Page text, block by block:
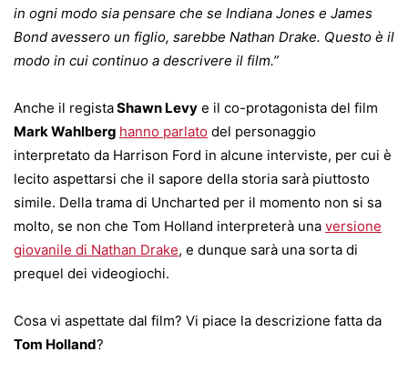
in ogni modo sia pensare che se Indiana Jones e James
Bond avessero un figlio, sarebbe Nathan Drake. Questo è il
modo in cui continuo a descrivere il film.”
Anche il registaShawn Levy e il co-protagonista del film
Mark Wahlberg hanno parlato del personaggio
interpretato da Harrison Ford in alcune interviste, per cui è
lecito aspettarsi che il sapore della storia sarà piuttosto
simile. Della trama di Uncharted per il momento non si sa
molto, se non che Tom Holland interpreterà una versione
giovanile di Nathan Drake, e dunque sarà una sorta di
prequel dei videogiochi.
Cosa vi aspettate dal film? Vi piace la descrizione fatta da
Tom Holland?